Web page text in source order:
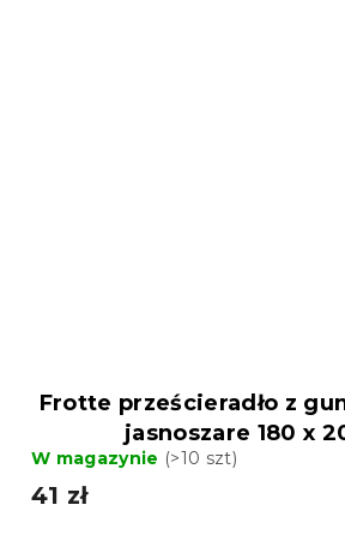
Frotte prześcieradło z
jasnoszare 180 x
W magazynie (>10 szt)
41 zł